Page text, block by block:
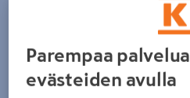
Parempaa palvelua
evästeiden avulla